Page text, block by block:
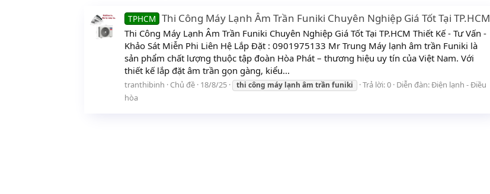
TPHCM Thi Công Máy Lạnh Âm Trần Funiki Chuyên Nghiệp Giá Tốt Tại TP.HCM
Thi Công Máy Lạnh Âm Trần Funiki Chuyên Nghiệp Giá Tốt Tại TP.HCM Thiết Kế - Tư Vấn -
Khảo Sát Miễn Phi Liên Hệ Lắp Đặt : 0901975133 Mr Trung Máy lạnh âm trần Funiki là
sản phẩm chất lượng thuộc tập đoàn Hòa Phát – thương hiệu uy tín của Việt Nam. Với
thiết kế lắp đặt âm trần gọn gàng, kiểu...
tranthibinh Chủ đề 18/8/25 thi công máy lạnh âm trần funiki Trả lời: 0 Diễn đàn:Điện lạnh - Điều
hòa